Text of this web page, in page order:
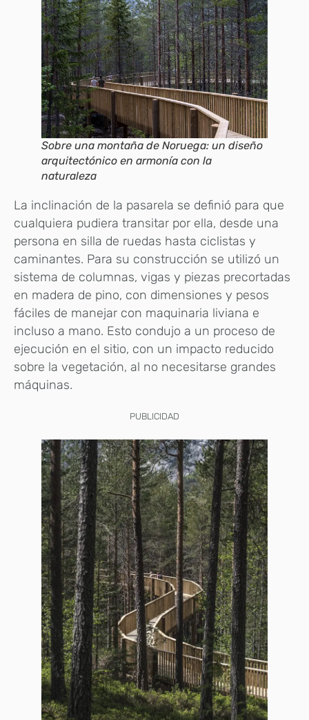
Sobre una montaña de Noruega: un diseño
arquitectónico en armonía con la
naturaleza
La inclinación de la pasarela se definió para que
cualquiera pudiera transitar por ella, desde una
persona en silla de ruedas hasta ciclistas y
caminantes. Para su construcción se utilizó un
sistema de columnas, vigas y piezas precortadas
en madera de pino, con dimensiones y pesos
fáciles de manejar con maquinaria liviana e
incluso a mano. Esto condujo a un proceso de
ejecución en el sitio, con un impacto reducido
sobre la vegetación, al no necesitarse grandes
máquinas.
PUBLICIDAD